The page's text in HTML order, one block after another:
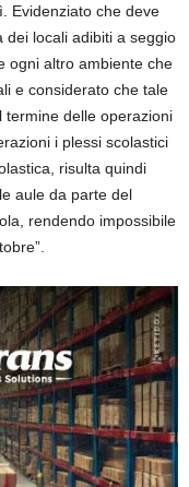
Evidenziato che deve
dei locali adibiti a seggio
ogni altro ambiente che
e considerato che tale
termine delle operazioni
i plessi scolastici
risulta quindi
aule da parte del
rendendo impossibile